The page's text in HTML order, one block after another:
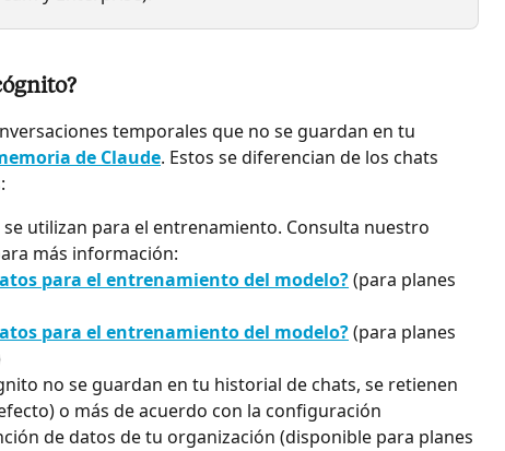
temporales que no se guardan en tu
de Claude. Estos se diferencian de los chats
utilizan para el entrenamiento. Consulta nuestro
más información:
para el entrenamiento del modelo? (para planes
para el entrenamiento del modelo? (para planes
no se guardan en tu historial de chats, se retienen
o más de acuerdo con la configuración
de datos de tu organización (disponible para planes